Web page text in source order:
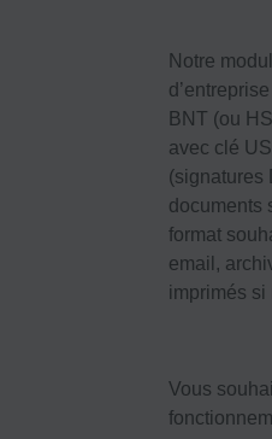
Notre
BNT (ou
avec clé
(signatures
documents
format
email,
imprimés si
Vous